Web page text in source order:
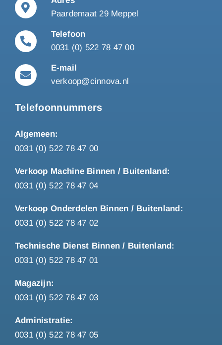
Paardemaat 29 Meppel
Telefoon
0031 (0) 522 78 47 00
E-mail
verkoop@cinnova.nl
Telefoonnummers
Algemeen:
0031 (0) 522 78 47 00
Verkoop Machine Binnen / Buitenland:
0031 (0) 522 78 47 04
Verkoop Onderdelen Binnen / Buitenland:
0031 (0) 522 78 47 02
Technische Dienst Binnen / Buitenland:
0031 (0) 522 78 47 01
Magazijn:
0031 (0) 522 78 47 03
Administratie:
0031 (0) 522 78 47 05